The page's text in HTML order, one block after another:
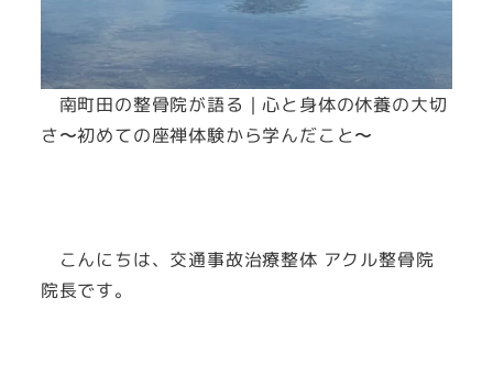
南町田の整骨院が語る｜心と身体の休養の大切
さ〜初めての座禅体験から学んだこと〜
こんにちは、交通事故治療整体 アクル整骨院
院長です。